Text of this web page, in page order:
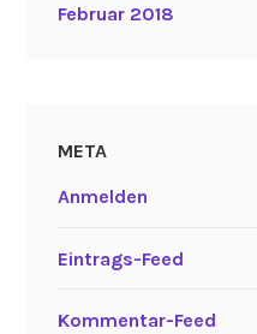
Februar 2018
META
Anmelden
Eintrags-Feed
Kommentar-Feed